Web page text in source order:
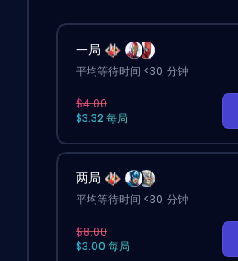
一局
平均等待时间 <30 分钟
$4.00
$3.32 每局
两局
平均等待时间 <30 分钟
$8.00
$3.00 每局